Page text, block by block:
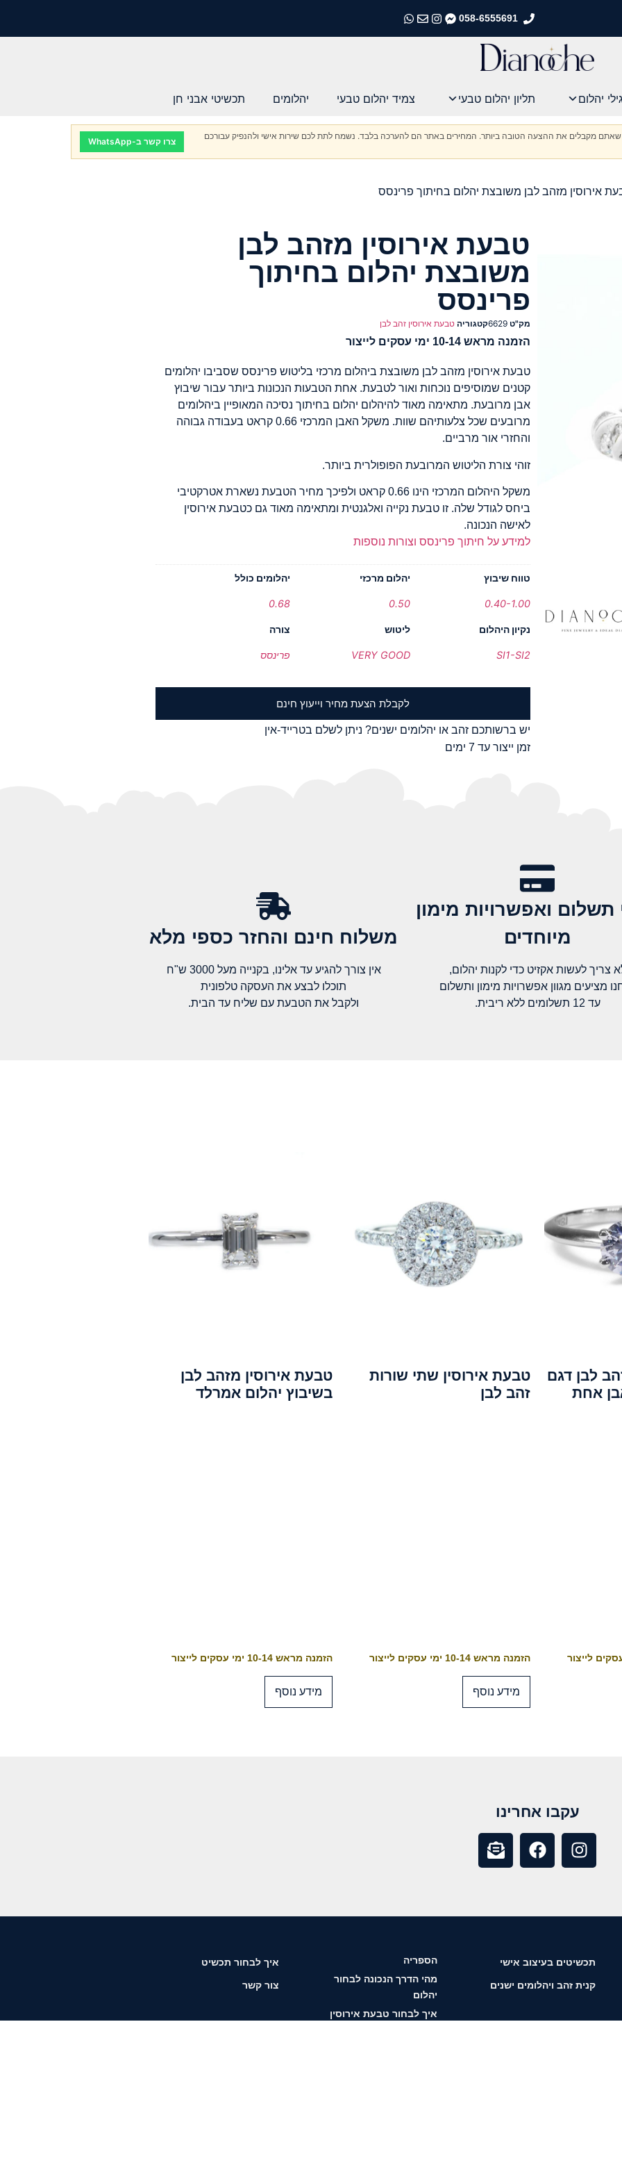
058-6555691
התקשרו אלינו
התקשרו אלינו
התקשרו אלינו
התקשרו אלינו
יהלום תליון יהלום טבעי צמיד יהלום טבעי יהלומים תכשיטי אבני חן
שאתם מקבלים את ההצעה הטובה ביותר. המחירים באתר הם להערכה בלבד. נשמח לתת לכם שירות אישי ולהנפיק עבורכם
צרו קשר ב-WhatsApp
אירוסין מזהב לבן משובצת יהלום בחיתוך פרינסס
טבעת אירוסין מזהב לבן
משובצת יהלום בחיתוך
פרינסס
מק"ט 6629קטגוריה טבעת אירוסין זהב לבן
הזמנה מראש 10-14 ימי עסקים לייצור
טבעת אירוסין מזהב לבן משובצת ביהלום מרכזי בליטוש פרינסס שסביבו יהלומים
קטנים שמוסיפים נוכחות ואור לטבעת. אחת הטבעות הנכונות ביותר עבור שיבוץ
אבן מרובעת. מתאימה מאוד להיהלום יהלום בחיתוך נסיכה המאופיין ביהלומים
מרובעים שכל צלעותיהם שוות. משקל האבן המרכזי 0.66 קראט בעבודה גבוהה
והחזרי אור מרביים.
זוהי צורת הליטוש המרובעת הפופולרית ביותר.
משקל היהלום המרכזי הינו 0.66 קראט ולפיכך מחיר הטבעת נשארת אטרקטיבי
ביחס לגודל שלה. זו טבעת נקייה ואלגנטית ומתאימה מאוד גם כטבעת אירוסין
לאישה הנכונה.
למידע על חיתוך פרינסס וצורות נוספות
טווח שיבוץ
0.40-1.00
יהלום מרכזי
0.50
יהלומים כולל
0.68
נקיון היהלום
SI1-SI2
ליטוש
VERY GOOD
צורה
פרינסס
לקבלת הצעת מחיר וייעוץ חינם
יש ברשותכם זהב או יהלומים ישנים? ניתן לשלם בטרייד-אין
זמן ייצור עד 7 ימים
תשלום ואפשרויות מימון
מיוחדים
צריך לעשות אקזיט כדי לקנות יהלום,
מציעים מגוון אפשרויות מימון ותשלום
עד 12 תשלומים ללא ריבית.
משלוח חינם והחזר כספי מלא​
אין צורך להגיע עד אלינו, בקנייה מעל 3000 ש"ח
תוכלו לבצע את העסקה טלפונית
ולקבל את הטבעת עם שליח עד הבית.
לבן דגם
אחת
טבעת אירוסין שתי שורות
זהב לבן
הזמנה מראש 10-14 ימי עסקים לייצור
מידע נוסף
טבעת אירוסין מזהב לבן
בשיבוץ יהלום אמרלד
הזמנה מראש 10-14 ימי עסקים לייצור
מידע נוסף
עקבו אחרינו
תכשיטים בעיצוב אישי
קנית זהב ויהלומים ישנים
הספריה
מהי הדרך הנכונה לבחור
יהלום
איך לבחור טבעת אירוסין
איך לבחור תכשיט
צור קשר